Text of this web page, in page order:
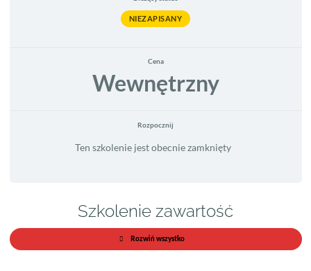
NIEZAPISANY
Cena
Wewnętrzny
Rozpocznij
Ten szkolenie jest obecnie zamknięty
Szkolenie zawartość
Rozwiń wszystko